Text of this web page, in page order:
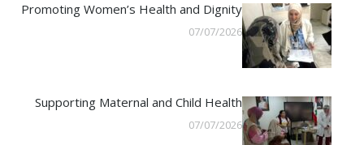
Promoting Women’s Health and Dignity
07/07/2026
Supporting Maternal and Child Health
07/07/2026